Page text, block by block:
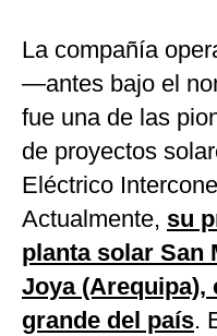
La compañía
—antes bajo el
fue una de las
de proyectos
Eléctrico
Actualmente, su
planta solar San
Joya (Arequipa),
grande del país.